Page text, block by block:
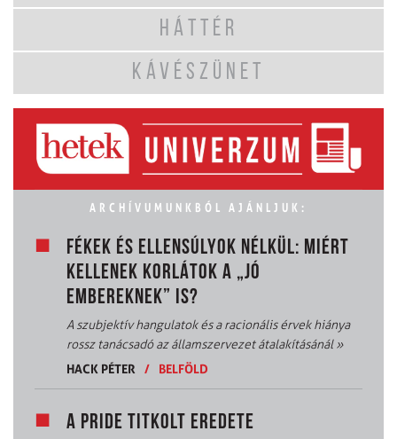
HÁTTÉR
KÁVÉSZÜNET
ARCHÍVUMUNKBÓL AJÁNLJUK:
FÉKEK ÉS ELLENSÚLYOK NÉLKÜL: MIÉRT
KELLENEK KORLÁTOK A „JÓ
EMBEREKNEK” IS?
A szubjektív hangulatok és a racionális érvek hiánya
rossz tanácsadó az államszervezet átalakításánál»
HACK PÉTER
/ BELFÖLD
A PRIDE TITKOLT EREDETE